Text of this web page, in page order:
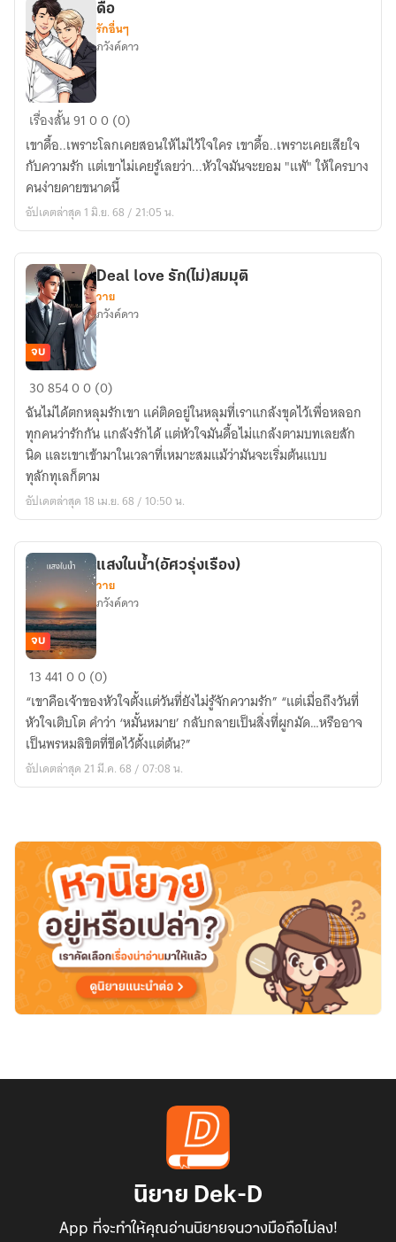
ดื้อ
ดื้อ
รักอื่นๆ
ภวังค์ดาว
เรื่องสั้น9100 (0)
เขาดื้อ..เพราะโลกเคยสอนให้ไม่ไว้ใจใคร เขาดื้อ..เพราะเคยเสียใจ
กับความรัก แต่เขาไม่เคยรู้เลยว่า...หัวใจมันจะยอม "แพั" ให้ใครบาง
คนง่ายดายขนาดนี้
อัปเดตล่าสุด 1 มิ.ย. 68 / 21:05 น.
Deal
love
รัก(ไม่)สมมุติ
จบ
Deal love รัก(ไม่)สมมุติ
วาย
ภวังค์ดาว
3085400 (0)
ฉันไม่ได้ตกหลุมรักเขา แค่ติดอยู่ในหลุมที่เราแกล้งขุดไว้เพื่อหลอก
ทุกคนว่ารักกัน แกลังรักได้ แต่หัวใจมันดื้อไม่แกล้งตามบทเลยสัก
นิด และเขาเข้ามาในเวลาที่เหมาะสมแม้ว่ามันจะเริ่มต้นแบบ
ทุลักทุเลก็ตาม
อัปเดตล่าสุด 18 เม.ย. 68 / 10:50 น.
แสง
น้ำ(อัศว
รุ่งเรือง)
จบ
แสงในน้ำ(อัศวรุ่งเรือง)
วาย
ภวังค์ดาว
1344100 (0)
“เขาคือเจ้าของหัวใจตั้งแต่วันที่ยังไม่รู้จักความรัก” “แต่เมื่อถึงวันที่
หัวใจเติบโต คำว่า ‘หมั้นหมาย’ กลับกลายเป็นสิ่งที่ผูกมัด…หรืออาจ
เป็นพรหมลิขิตที่ขีดไว้ตั้งแต่ต้น?”
อัปเดตล่าสุด 21 มี.ค. 68 / 07:08 น.
นิยาย Dek-D
App ที่จะทำให้คุณอ่านนิยายจนวางมือถือไม่ลง!